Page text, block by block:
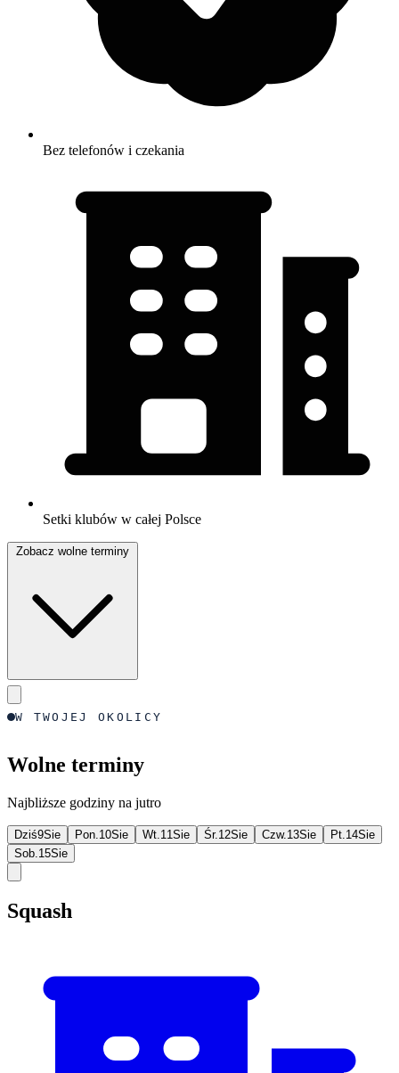
Bez telefonów i czekania
Setki klubów w całej Polsce
W TWOJEJ OKOLICY
Wolne terminy
Najbliższe godziny na jutro
Dziś9Sie Pon. 10Sie Wt. 11Sie Śr. 12Sie Czw. 13Sie Pt. 14Sie
Sob. 15Sie
Squash